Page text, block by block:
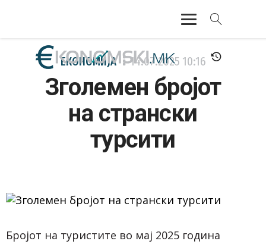
АКТУЕЛНО
ЕКОНОМИЈА
ФИНАНСИИ
БАНКАРСТВО
МОЗАИК
ЕКОНОМИЈА 14.07.2025 10:16
Зголемен бројот
на странски
турсити
Бројот на туристите во мај 2025 година